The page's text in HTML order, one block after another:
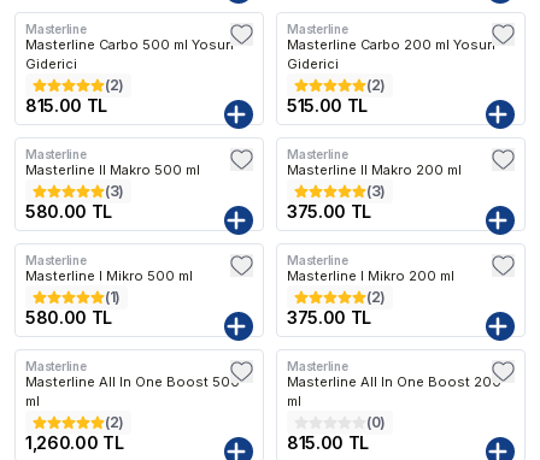
Kargo Bedava
Masterline
Masterline Carbo 500 ml Yosun
Giderici
(2)
815.00 TL
Masterline
Masterline Carbo 200 ml Yosun
Giderici
(2)
515.00 TL
Masterline
Masterline II Makro 500 ml
(3)
580.00 TL
Masterline
Masterline II Makro 200 ml
(3)
375.00 TL
Masterline
Masterline I Mikro 500 ml
(1)
580.00 TL
Masterline
Masterline I Mikro 200 ml
(2)
375.00 TL
Kargo Bedava
Masterline
Masterline All In One Boost 500
ml
(2)
1,260.00 TL
Kargo Bedava
Masterline
Masterline All In One Boost 200
ml
(0)
815.00 TL